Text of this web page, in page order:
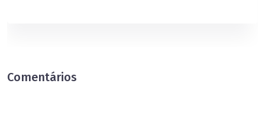
Comentários